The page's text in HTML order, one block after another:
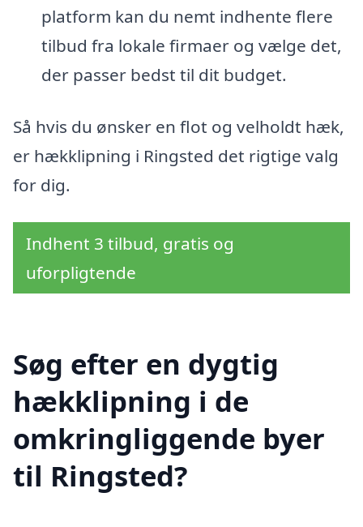
platform kan du nemt indhente flere
tilbud fra lokale firmaer og vælge det,
der passer bedst til dit budget.
Så hvis du ønsker en flot og velholdt hæk,
er hækklipning i Ringsted det rigtige valg
for dig.
Indhent 3 tilbud, gratis og
uforpligtende
Søg efter en dygtig
hækklipning i de
omkringliggende byer
til Ringsted?